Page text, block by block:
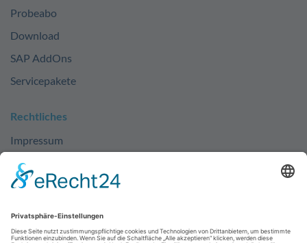
Probeabo
Download
SAP AddOns
Servicepakete
Rechtliches
Impressum
Datenschutz
Kontakt